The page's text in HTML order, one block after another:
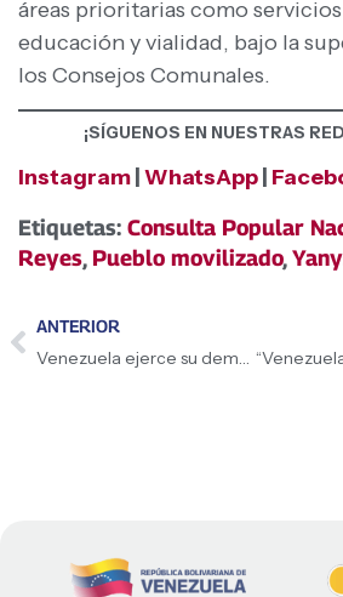
áreas prioritarias como
educación y vialidad, bajo la
los Consejos Comunales.
¡SÍGUENOS EN NUESTRAS
Instagram WhatsApp
Etiquetas: Consulta Popular
Reyes, Pueblo movilizado,
ANTERIOR
Venezuela ejerce su democracia protagónica en la Consulta Popular Nacional 2026: ¡Aquí manda el pueblo!